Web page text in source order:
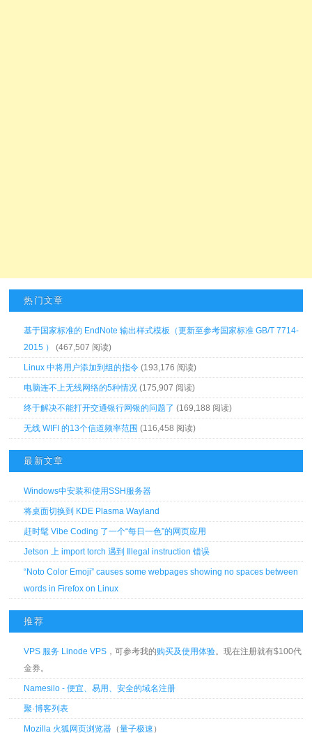
热门文章
基于国家标准的 EndNote 输出样式模板（更新至参考国家标准 GB/T 7714-
2015 ）
(467,507 阅读)
Linux 中将用户添加到组的指令 (193,176 阅读)
电脑连不上无线网络的5种情况 (175,907 阅读)
终于解决不能打开交通银行网银的问题了 (169,188 阅读)
无线 WIFI 的13个信道频率范围 (116,458 阅读)
最新文章
Windows中安装和使用SSH服务器
将桌面切换到 KDE Plasma Wayland
赶时髦 Vibe Coding 了一个“每日一色”的网页应用
Jetson 上 import torch 遇到 Illegal instruction 错误
“Noto Color Emoji” causes some webpages showing no spaces between
words in Firefox on Linux
推荐
VPS 服务 Linode VPS ，可参考我的购买及使用体验。现在注册就有$100代
金券。
Namesilo - 便宜、易用、安全的域名注册
聚·博客列表
Mozilla 火狐网页浏览器 （量子极速 ）